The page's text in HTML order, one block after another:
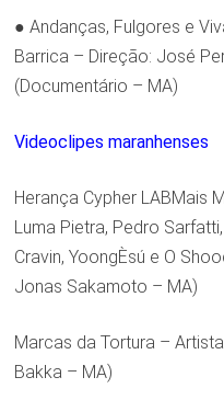
● Andanças, Fulgores e
Barrica – Direção: José
(Documentário – MA)
Videoclipes maranhenses
Herança Cypher LABMais
Luma Pietra, Pedro
Cravin, YoongÈsú e O
Jonas Sakamoto – MA)
Marcas da Tortura –
Bakka – MA)